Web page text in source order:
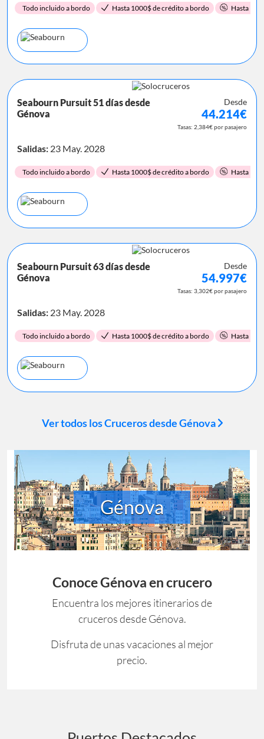
Todo incluido a bordo Hasta 1000$ de crédito a bordo Hasta
Seabourn Pursuit 51 días desde
Génova
Desde
44.214€
Tasas: 2,384€ por pasajero
Salidas: 23 May. 2028
Todo incluido a bordo Hasta 1000$ de crédito a bordo Hasta
Seabourn Pursuit 63 días desde
Génova
Desde
54.997€
Tasas: 3,302€ por pasajero
Salidas: 23 May. 2028
Todo incluido a bordo Hasta 1000$ de crédito a bordo Hasta
Ver todos los Cruceros desde Génova
Génova
Conoce Génova en crucero
Encuentra los mejores itinerarios de
cruceros desde Génova.
Disfruta de unas vacaciones al mejor
precio.